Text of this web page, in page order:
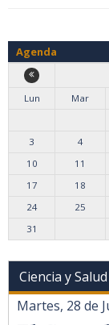
Agenda
Lun
Mar
3
4
10
11
17
18
24
25
31
Ciencia y Salud
Martes, 28 de